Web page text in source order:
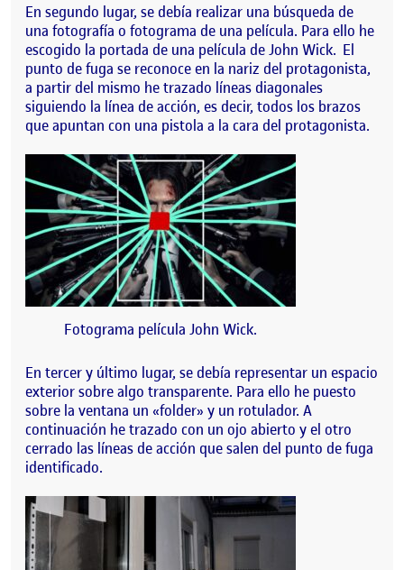
En segundo lugar, se debía realizar una búsqueda de
una fotografía o fotograma de una película. Para ello he
escogido la portada de una película de John Wick. El
punto de fuga se reconoce en la nariz del protagonista,
a partir del mismo he trazado líneas diagonales
siguiendo la línea de acción, es decir, todos los brazos
que apuntan con una pistola a la cara del protagonista.
Fotograma película John Wick.
En tercer y último lugar, se debía representar un espacio
exterior sobre algo transparente. Para ello he puesto
sobre la ventana un «folder» y un rotulador. A
continuación he trazado con un ojo abierto y el otro
cerrado las líneas de acción que salen del punto de fuga
identificado.